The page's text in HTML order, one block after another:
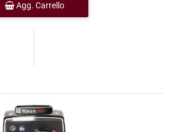
Agg. Carrello